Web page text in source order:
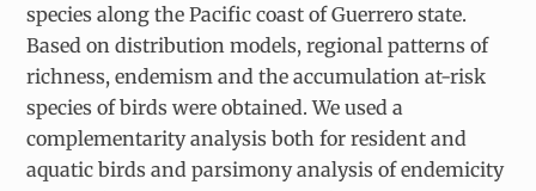
species along the Pacific coast of Guerrero state.
Based on distribution models, regional patterns of
richness, endemism and the accumulation at-risk
species of birds were obtained. We used a
complementarity analysis both for resident and
aquatic birds and parsimony analysis of endemicity